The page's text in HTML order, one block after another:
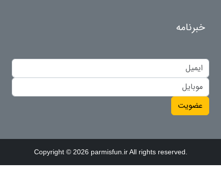
خبرنامه
عضویت
Copyright © 2026 parmisfun.ir All rights reserved.